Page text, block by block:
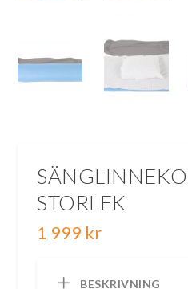
STORLEK
1 999 kr
BESKRIVNING